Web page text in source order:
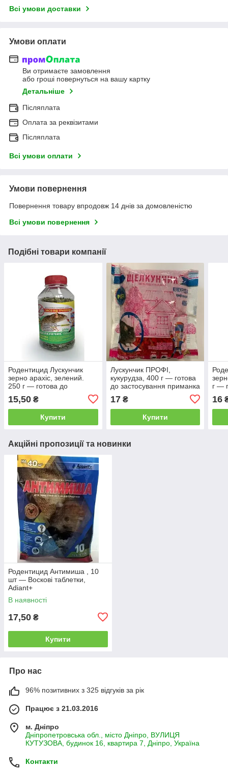
Всі умови доставки
Умови оплати
Ви отримаєте замовлення
або гроші повернуться на вашу картку
Детальніше
Післяплата
Оплата за реквізитами
Післяплата
Всі умови оплати
Умови повернення
Повернення товару впродовж 14 днів за домовленістю
Всі умови повернення
Подібні товари компанії
Родентицид Лускунчик
зерно арахіс, зелений.
250 г — готова до
для знищення щурів і
мишей
15,50 ₴
Купити
Лускунчик ПРОФІ,
кукурудза, 400 г — готова
до застосування приманка
мишей
17₴
Купити
г —
для
16
Акційні пропозиції та новинки
Родентицид Антимиша , 10
шт — Воскові таблетки,
Adiant+
В наявності
17,50 ₴
Купити
Про нас
96% позитивних з 325 відгуків за рік
Працює з 21.03.2016
м. Дніпро
Дніпропетровська обл., місто Дніпро, ВУЛИЦЯ
КУТУЗОВА, будинок 16, квартира 7, Дніпро, Україна
Контакти